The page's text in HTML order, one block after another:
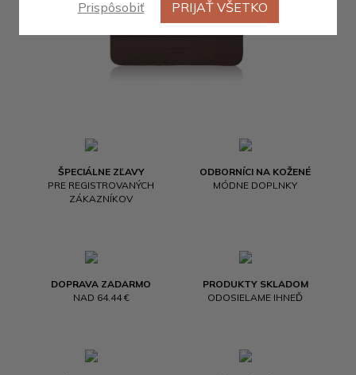
ŠPECIÁLNE ZĽAVY
PRE REGISTROVANÝCH
ZÁKAZNÍKOV
ODBORNÍCI NA KOŽENÉ
MÓDNE DOPLNKY
DOPRAVA ZADARMO
NAD 64.44 €
PRODUKTY SKLADOM
ODOSIELAME IHNEĎ
Prispôsobiť PRIJAŤ VŠETKO